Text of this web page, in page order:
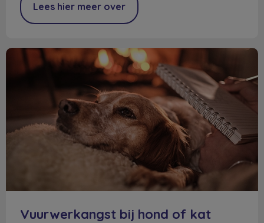
Lees hier meer over
Vuurwerkangst bij hond of kat
Vuurwerkangst bij hond of kat